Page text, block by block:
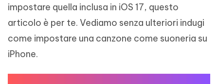
impostare quella inclusa in iOS 17, questo
articolo è per te. Vediamo senza ulteriori indugi
come impostare una canzone come suoneria su
iPhone.